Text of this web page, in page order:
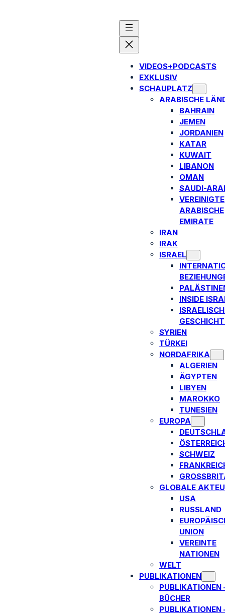
VIDEOS+PODCASTS
EXKLUSIV
SCHAUPLATZ
ARABISCHE
BAHRAIN
JEMEN
JORDANIEN
KATAR
KUWAIT
LIBANON
OMAN
SAUDI-
VEREINIGTE
ARABISCHE
EMIRATE
IRAN
IRAK
ISRAEL
INSIDE
SYRIEN
TÜRKEI
NORDAFRIKA
ALGERIEN
ÄGYPTEN
LIBYEN
MAROKKO
TUNESIEN
EUROPA
SCHWEIZ
GLOBALE
USA
RUSSLAND
UNION
VEREINTE
NATIONEN
WELT
PUBLIKATIONEN
PUBLIKATIONEN
BÜCHER
PUBLIKATIONEN